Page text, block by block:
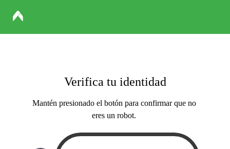
Verifica tu identidad
Mantén presionado el botón para confirmar que no
eres un robot.